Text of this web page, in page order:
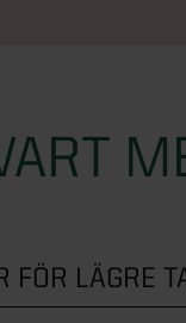
FÖR LÄGRE